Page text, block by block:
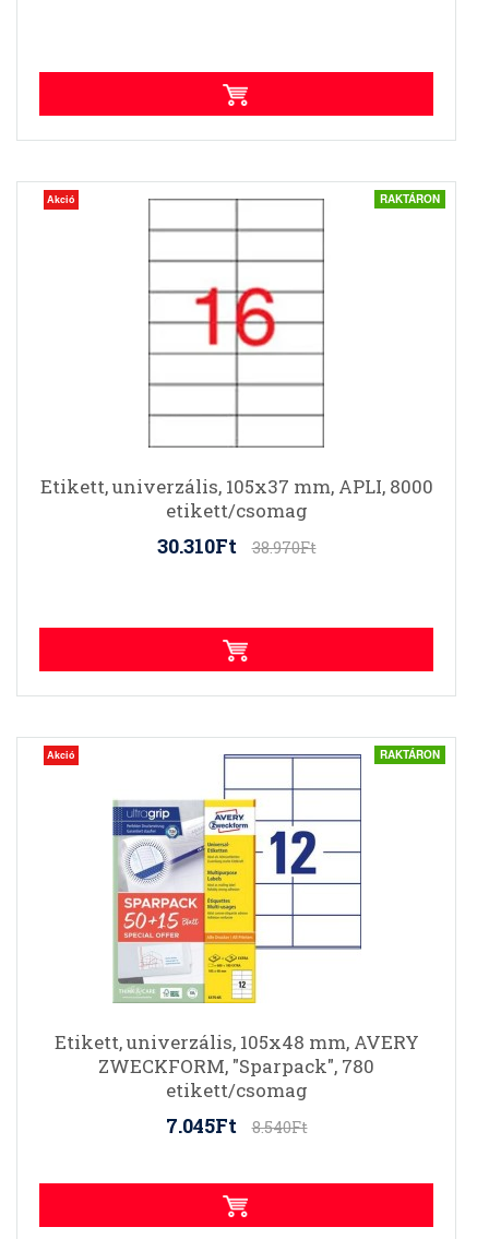
Akció RAKTÁRON
Etikett, univerzális, 105x37 mm, APLI, 8000
etikett/csomag
30.310Ft 38.970Ft
Akció RAKTÁRON
Etikett, univerzális, 105x48 mm, AVERY
ZWECKFORM, "Sparpack", 780
etikett/csomag
7.045Ft 8.540Ft